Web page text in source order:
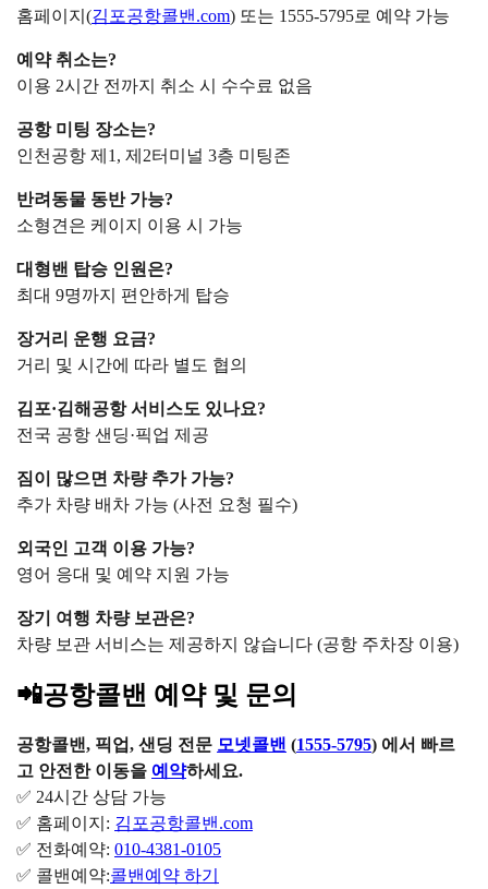
홈페이지(김포공항콜밴.com) 또는 1555-5795로 예약 가능
예약 취소는?
이용 2시간 전까지 취소 시 수수료 없음
공항 미팅 장소는?
인천공항 제1, 제2터미널 3층 미팅존
반려동물 동반 가능?
소형견은 케이지 이용 시 가능
대형밴 탑승 인원은?
최대 9명까지 편안하게 탑승
장거리 운행 요금?
거리 및 시간에 따라 별도 협의
김포·김해공항 서비스도 있나요?
전국 공항 샌딩·픽업 제공
짐이 많으면 차량 추가 가능?
추가 차량 배차 가능 (사전 요청 필수)
외국인 고객 이용 가능?
영어 응대 및 예약 지원 가능
장기 여행 차량 보관은?
차량 보관 서비스는 제공하지 않습니다 (공항 주차장 이용)
📲공항콜밴 예약 및 문의
공항콜밴, 픽업, 샌딩 전문 모넷콜밴 (1555-5795) 에서 빠르
고 안전한 이동을 예약하세요.
✅ 24시간 상담 가능
✅ 홈페이지: 김포공항콜밴.com
✅ 전화예약:010-4381-0105
✅ 콜밴예약:콜밴예약 하기